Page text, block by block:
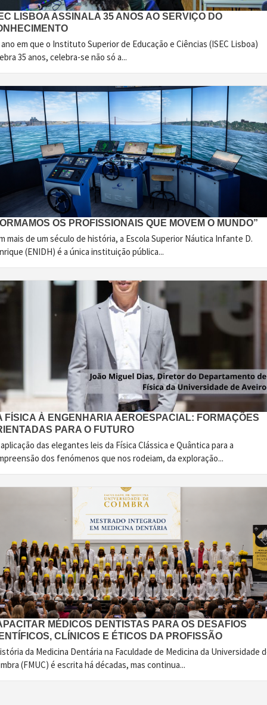
LISBOA ASSINALA 35 ANOS AO SERVIÇO DO
em que o Instituto Superior de Educação e Ciências (ISEC Lisboa)
35 anos, celebra-se não só a...
OS PROFISSIONAIS QUE MOVEM O MUNDO”
mais de um século de história, a Escola Superior Náutica Infante D.
(ENIDH) é a única instituição pública...
FÍSICA À ENGENHARIA AEROESPACIAL: FORMAÇÕES
PARA O FUTURO
das elegantes leis da Física Clássica e Quântica para a
dos fenómenos que nos rodeiam, da exploração...
MÉDICOS DENTISTAS PARA OS DESAFIOS
CLÍNICOS E ÉTICOS DA PROFISSÃO
da Medicina Dentária na Faculdade de Medicina da Universidade
(FMUC) é escrita há décadas, mas continua...